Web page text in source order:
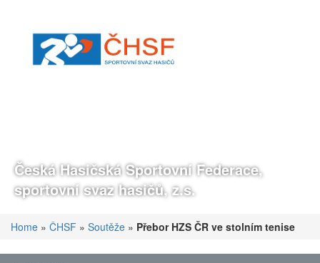
Česká Hasičská Sportovní Federace,
sportovní svaz hasičů, z.s.
Home » ČHSF » Soutěže » Přebor HZS ČR ve stolním tenise